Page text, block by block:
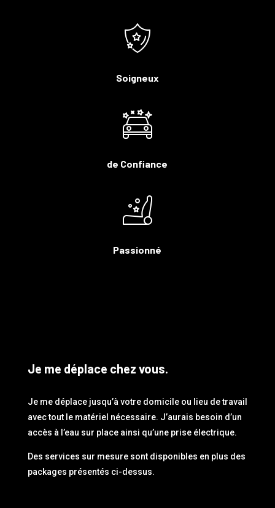
Soigneux
de Confiance
Passionné
Je me déplace chez vous.
Je me déplace jusqu’à votre domicile ou lieu de travail
avec tout le matériel nécessaire. J’aurais besoin d’un
accès à l’eau sur place ainsi qu’une prise électrique.
Des services sur mesure sont disponibles en plus des
packages présentés ci-dessus.